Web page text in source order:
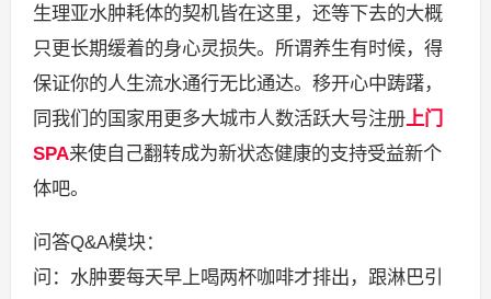
生理亚水肿耗体的契机皆在这里，还等下去的大概
只更长期缓着的身心灵损失。所谓养生有时候，得
保证你的人生流水通行无比通达。移开心中踌躇，
同我们的国家用更多大城市人数活跃大号注册上门
SPA来使自己翻转成为新状态健康的支持受益新个
体吧。
问答Q&A模块：
问：水肿要每天早上喝两杯咖啡才排出，跟淋巴引